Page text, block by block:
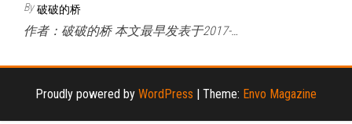
By 破破的桥
作者：破破的桥 本文最早发表于2017-…
Proudly powered by WordPress | Theme: Envo Magazine